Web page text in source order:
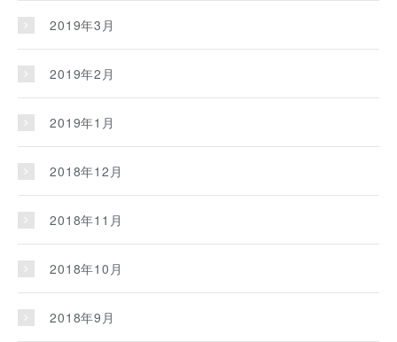
2019年3月
2019年2月
2019年1月
2018年12月
2018年11月
2018年10月
2018年9月